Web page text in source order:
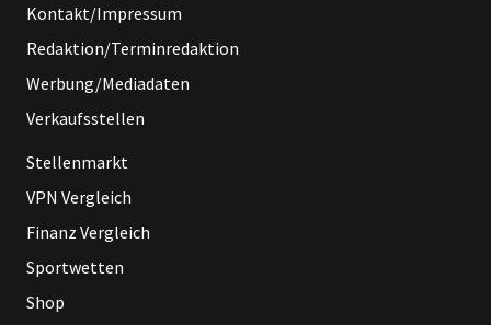
Kontakt/Impressum
Redaktion/Terminredaktion
Werbung/Mediadaten
Verkaufsstellen
Stellenmarkt
VPN Vergleich
Finanz Vergleich
Sportwetten
Shop